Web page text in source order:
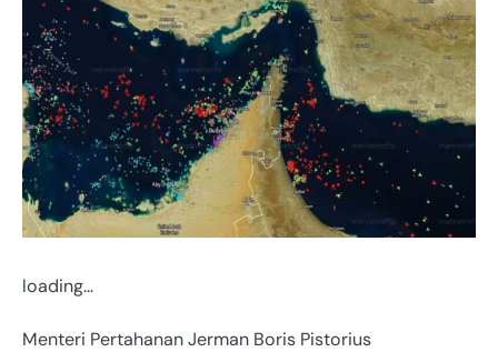
loading…
Menteri Pertahanan Jerman Boris Pistorius